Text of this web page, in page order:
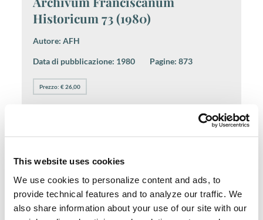
This website uses cookies
We use cookies to personalize content and ads, to
provide technical features and to analyze our traffic. We
also share information about your use of our site with our
Historicum 73 (1980)
Autore: AFH
Data di pubblicazione: 1980 Pagine: 873
Prezzo: € 26,00
Autore:AFH
Data di pubblicazione:
Prezzo: € 26,00